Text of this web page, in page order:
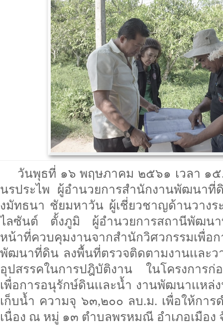
วันพุธที่ ๑๖ พฤษภาคม ๒๕๖๑ เวลา ๑๕.
นรประไพ ผู้อำนวยการสำนักงานพัฒนา
งมัทธนา ชัยมหาวัน ผู้เชี่ยวชาญด้านวาง
ไลซันต์ ตั้งภูมิ ผู้อำนวยการสถานีพัฒนา
หน้าที่ควบคุมงานจากสำนักวิศวกรรม
พัฒนาที่ดิน ลงพื้นที่ตรวจติดตามงานเเละว
อุปสรรคในการปฎิบัติงาน ในโครงการก่
เพื่อการอนุรักษ์ดินเเละน้ำ งานพัฒนาเเห
เก็บน้ำ ความจุ ๖๓,๒๐๐ ลบ.ม. เพื่อให้การ
เนื่อง ณ หมู่ ๑๓ ตำบลพรหมณี อำเภอเมือง